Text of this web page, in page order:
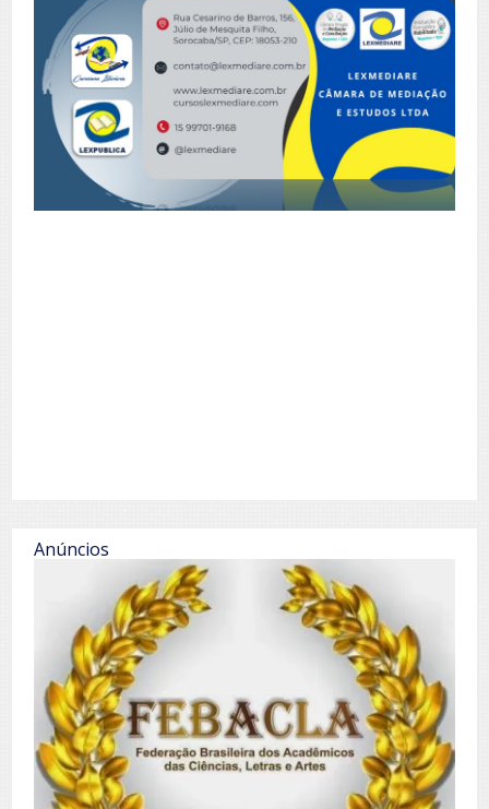
Anúncios